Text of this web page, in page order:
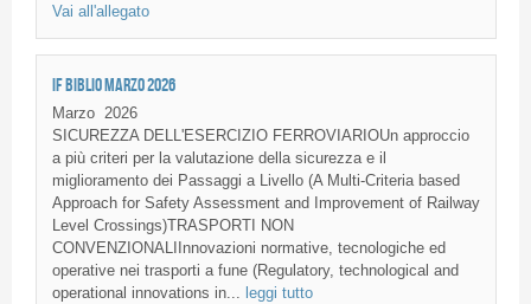
Vai all'allegato
IF BIBLIO MARZO 2026
Marzo
2026
SICUREZZA DELL'ESERCIZIO FERROVIARIOUn approccio
a più criteri per la valutazione della sicurezza e il
miglioramento dei Passaggi a Livello (A Multi-Criteria based
Approach for Safety Assessment and Improvement of Railway
Level Crossings)TRASPORTI NON
CONVENZIONALIInnovazioni normative, tecnologiche ed
operative nei trasporti a fune (Regulatory, technological and
operational innovations in... leggi tutto